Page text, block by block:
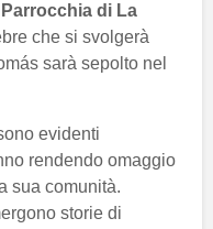
Parrocchia di La
che si svolgerà
sarà sepolto nel
evidenti
rendendo omaggio
sua comunità.
storie di